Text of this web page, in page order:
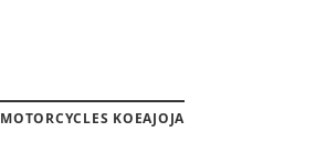
KOEAJOJA